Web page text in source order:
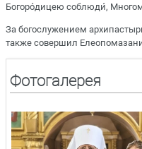
Богоро́дицею соблюди́,
За богослужением
также совершил
Фотогалерея